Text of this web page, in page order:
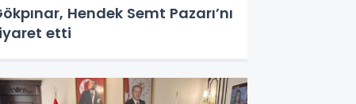
Hendek Semt Pazarı’nı
etti